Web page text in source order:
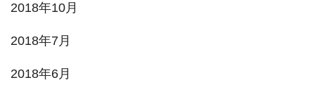
2018年10月
2018年7月
2018年6月